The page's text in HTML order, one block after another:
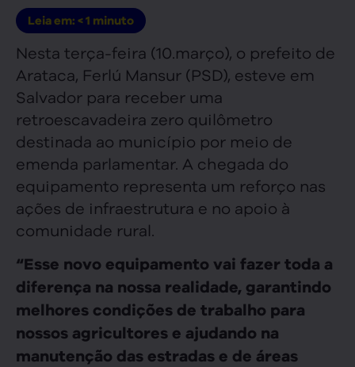
Leia em: < 1 minuto
Nesta terça-feira (10.março), o prefeito de
Arataca, Ferlú Mansur (PSD), esteve em
Salvador para receber uma
retroescavadeira zero quilômetro
destinada ao município por meio de
emenda parlamentar. A chegada do
equipamento representa um reforço nas
ações de infraestrutura e no apoio à
comunidade rural.
“Esse novo equipamento vai fazer toda a
diferença na nossa realidade, garantindo
melhores condições de trabalho para
nossos agricultores e ajudando na
manutenção das estradas e de áreas